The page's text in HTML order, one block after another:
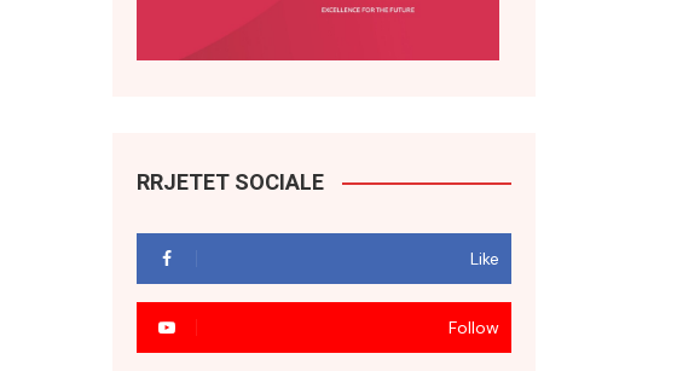
RRJETET SOCIALE
Like
Follow